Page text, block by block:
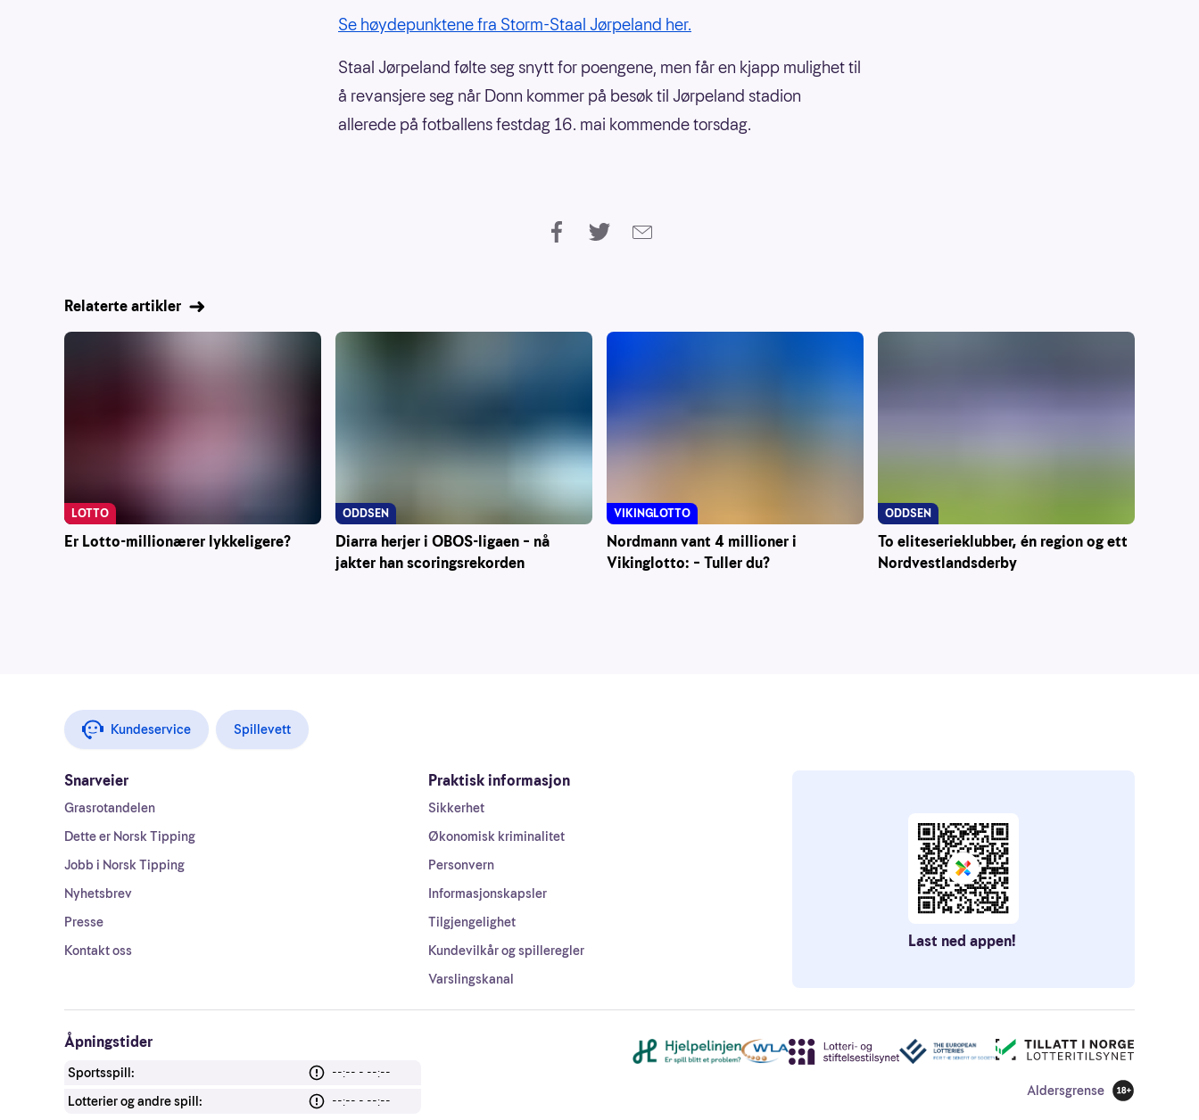
Se høydepunktene fra Storm-Staal Jørpeland her.
Staal Jørpeland følte seg snytt for poengene, men får en kjapp mulighet til
å revansjere seg når Donn kommer på besøk til Jørpeland stadion
allerede på fotballens festdag 16. mai kommende torsdag.
Relaterte artikler
Er Lotto-millionærer lykkeligere?
LOTTO
Diarra herjer i OBOS-ligaen – nå
jakter han scoringsrekorden
ODDSEN
Nordmann vant 4 millioner i
Vikinglotto: – Tuller du?
VIKINGLOTTO
To eliteserieklubber, én region og ett
Nordvestlandsderby
ODDSEN
Kundeservice Spillevett
Snarveier
Grasrotandelen
Dette er Norsk Tipping
Jobb i Norsk Tipping
Nyhetsbrev
Presse
Kontakt oss
Praktisk informasjon
Sikkerhet
Økonomisk kriminalitet
Personvern
Informasjonskapsler
Tilgjengelighet
Kundevilkår og spilleregler
Varslingskanal
Last ned appen!
Åpningstider
Sportsspill:
--:-- - --:--
Lotterier og andre spill:
--:-- - --:--
Aldersgrense
18 år